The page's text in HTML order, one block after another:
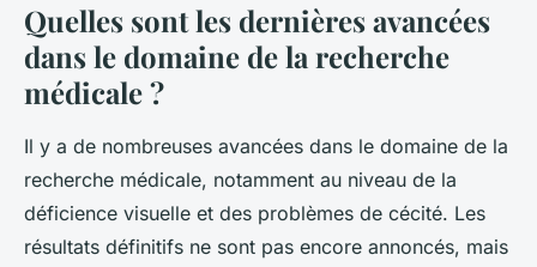
Quelles sont les dernières avancées
dans le domaine de la recherche
médicale ?
Il y a de nombreuses avancées dans le domaine de la
recherche médicale, notamment au niveau de la
déficience visuelle et des problèmes de cécité. Les
résultats définitifs ne sont pas encore annoncés, mais